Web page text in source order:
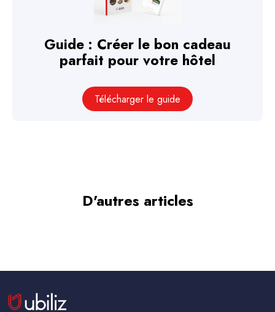
Guide : Créer le bon cadeau
parfait pour votre hôtel
Télécharger le guide
D'autres articles